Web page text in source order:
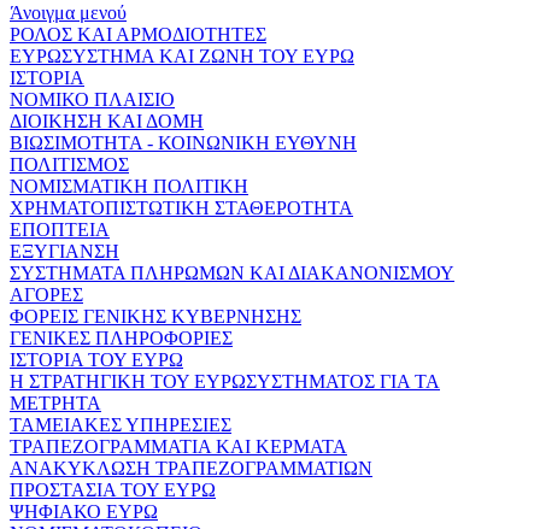
Άνοιγμα μενού
ΡΟΛΟΣ ΚΑΙ ΑΡΜΟΔΙΟΤΗΤΕΣ
ΕΥΡΩΣΥΣΤΗΜΑ ΚΑΙ ΖΩΝΗ ΤΟΥ ΕΥΡΩ
ΙΣΤΟΡΙΑ
ΝΟΜΙΚΟ ΠΛΑΙΣΙΟ
ΔΙΟΙΚΗΣΗ ΚΑΙ ΔΟΜΗ
ΒΙΩΣΙΜΟΤΗΤΑ - ΚΟΙΝΩΝΙΚΗ ΕΥΘΥΝΗ
ΠΟΛΙΤΙΣΜΟΣ
ΝΟΜΙΣΜΑΤΙΚΗ ΠΟΛΙΤΙΚΗ
ΧΡΗΜΑΤΟΠΙΣΤΩΤΙΚΗ ΣΤΑΘΕΡΟΤΗΤΑ
ΕΠΟΠΤΕΙΑ
ΕΞΥΓΙΑΝΣΗ
ΣΥΣΤΗΜΑΤΑ ΠΛΗΡΩΜΩΝ ΚΑΙ ΔΙΑΚΑΝΟΝΙΣΜΟΥ
ΑΓΟΡΕΣ
ΦΟΡΕΙΣ ΓΕΝΙΚΗΣ ΚΥΒΕΡΝΗΣΗΣ
ΓΕΝΙΚΕΣ ΠΛΗΡΟΦΟΡΙΕΣ
ΙΣΤΟΡΙΑ ΤΟΥ ΕΥΡΩ
Η ΣΤΡΑΤΗΓΙΚΗ ΤΟΥ ΕΥΡΩΣΥΣΤΗΜΑΤΟΣ ΓΙΑ ΤΑ
ΜΕΤΡΗΤΑ
ΤΑΜΕΙΑΚΕΣ ΥΠΗΡΕΣΙΕΣ
ΤΡΑΠΕΖΟΓΡΑΜΜΑΤΙΑ ΚΑΙ ΚΕΡΜΑΤΑ
ΑΝΑΚΥΚΛΩΣΗ ΤΡΑΠΕΖΟΓΡΑΜΜΑΤΙΩΝ
ΠΡΟΣΤΑΣΙΑ ΤΟΥ ΕΥΡΩ
ΨΗΦΙΑΚΟ ΕΥΡΩ